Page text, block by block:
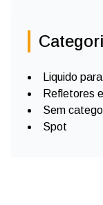
Liquido
Refletores
Sem
Spot